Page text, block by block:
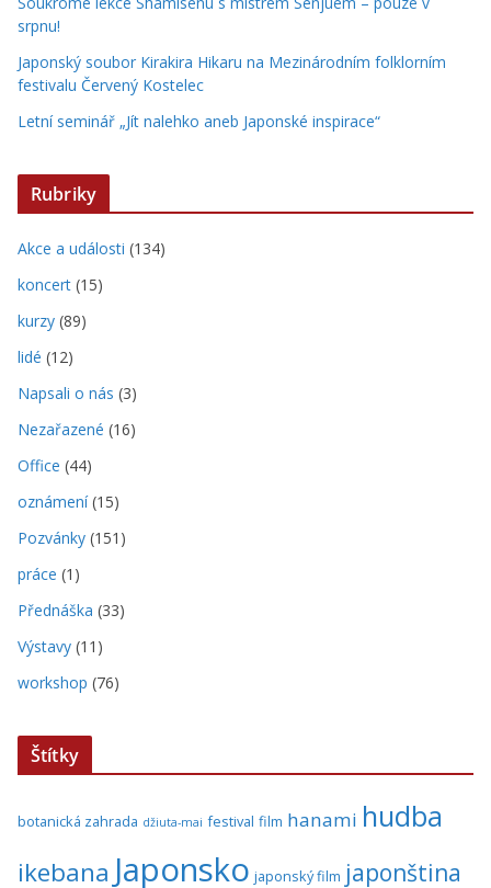
srpnu!
Japonský soubor Kirakira Hikaru na Mezinárodním folklorním
festivalu Červený Kostelec
Letní seminář „Jít nalehko aneb Japonské inspirace“
Rubriky
Akce a události (134)
koncert (15)
kurzy (89)
lidé (12)
Napsali o nás (3)
Nezařazené (16)
Office (44)
oznámení(15)
Pozvánky (151)
práce (1)
Přednáška (33)
Výstavy (11)
workshop (76)
Štítky
botanická zahrada džiuta-mai festival film hanami hudba
ikebana Japonsko japonský film japonština